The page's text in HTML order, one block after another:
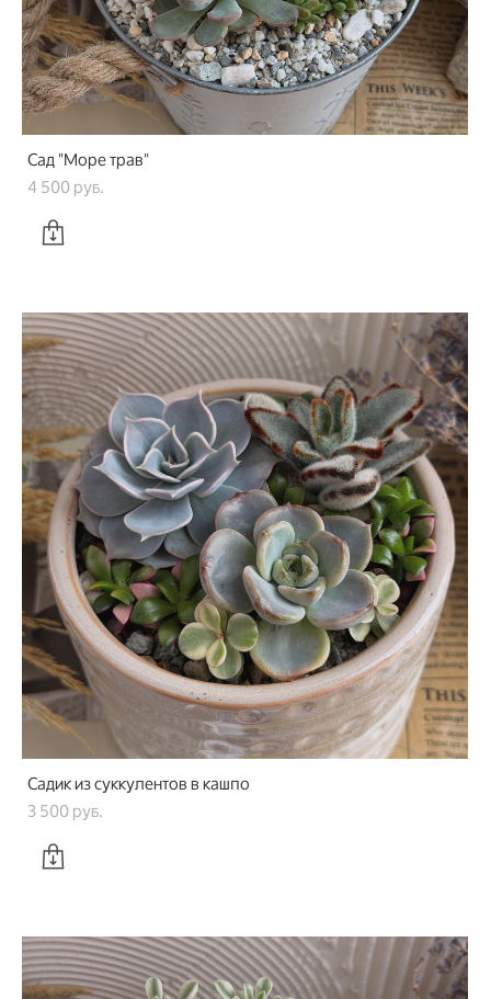
Сад "Море трав"
4 500 pуб.
Садик из суккулентов в кашпо
3 500 pуб.